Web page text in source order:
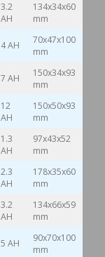
3.2
AH
134x34x60
mm
4 AH
70x47x100
mm
7 AH
150x34x93
mm
12
AH
150x50x93
mm
1.3
AH
97x43x52
mm
2.3
AH
178x35x60
mm
3.2
AH
134x66x59
mm
5 AH
90x70x100
mm